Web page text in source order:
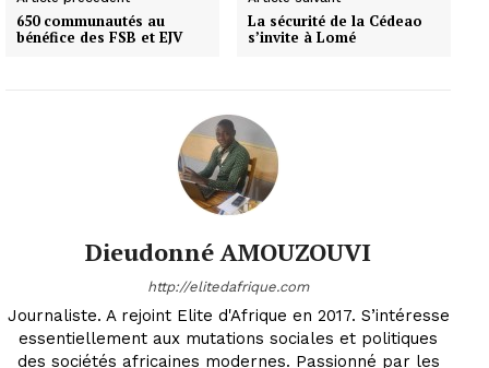
650 communautés au
bénéfice des FSB et EJV
La sécurité de la Cédeao
s’invite à Lomé
Dieudonné AMOUZOUVI
http://elitedafrique.com
Journaliste. A rejoint Elite d'Afrique en 2017. S’intéresse
essentiellement aux mutations sociales et politiques
des sociétés africaines modernes. Passionné par les